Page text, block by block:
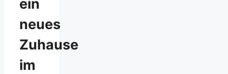
ein
neues
Zuhause
im